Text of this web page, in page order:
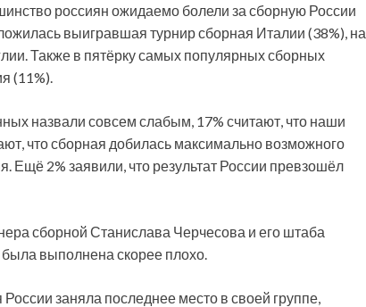
россиян ожидаемо болели за сборную России
выигравшая турнир сборная Италии (38%), на
Также в пятёрку самых популярных сборных
(11%).
назвали совсем слабым, 17% считают, что наши
что сборная добилась максимально возможного
Ещё 2% заявили, что результат России превзошёл
сборной Станислава Черчесова и его штаба
была выполнена скорее плохо.
заняла последнее место в своей группе,